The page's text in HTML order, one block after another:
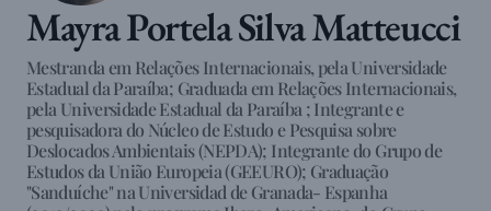
Mayra Portela Silva Matteucci
Mestranda em Relações Internacionais, pela Universidade
Estadual da Paraíba; Graduada em Relações Internacionais,
pela Universidade Estadual da Paraíba ; Integrante e
pesquisadora do Núcleo de Estudo e Pesquisa sobre
Deslocados Ambientais (NEPDA); Integrante do Grupo de
Estudos da União Europeia (GEEURO); Graduação
"Sanduíche" na Universidad de Granada- Espanha